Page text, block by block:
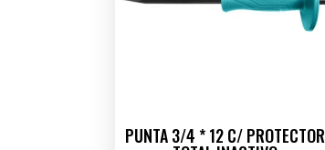
PUNTA 3/4 * 12 C/ PROTECTOR